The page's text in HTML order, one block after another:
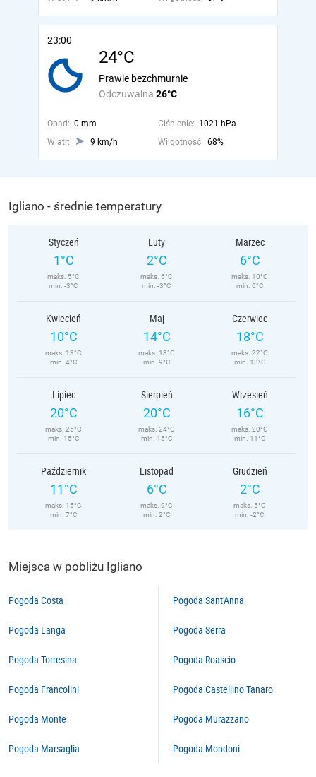
23:00
24°C
Odczuwalna 26°C
Prawie bezchmurnie
Opad: 0 mm Ciśnienie: 1021 hPa
Wiatr:
9 km/h Wilgotność: 68%
Igliano - średnie temperatury
Styczeń
1°C
maks. 5°C
min. -3°C
Luty
2°C
maks. 6°C
min. -3°C
Marzec
6°C
maks. 10°C
min. 0°C
Kwiecień
10°C
maks. 13°C
min. 4°C
Maj
14°C
maks. 18°C
min. 9°C
Czerwiec
18°C
maks. 22°C
min. 13°C
Lipiec
20°C
maks. 25°C
min. 15°C
Sierpień
20°C
maks. 24°C
min. 15°C
Wrzesień
16°C
maks. 20°C
min. 11°C
Październik
11°C
maks. 15°C
min. 7°C
Listopad
6°C
maks. 9°C
min. 2°C
Grudzień
2°C
maks. 5°C
min. -2°C
Miejsca w pobliżu Igliano
Pogoda Costa
Pogoda Langa
Pogoda Torresina
Pogoda Francolini
Pogoda Monte
Pogoda Marsaglia
Pogoda Sant'Anna
Pogoda Serra
Pogoda Roascio
Pogoda Castellino Tanaro
Pogoda Murazzano
Pogoda Mondoni